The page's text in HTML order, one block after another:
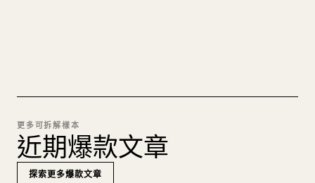
更多可拆解樣本
近期爆款文章
探索更多爆款文章